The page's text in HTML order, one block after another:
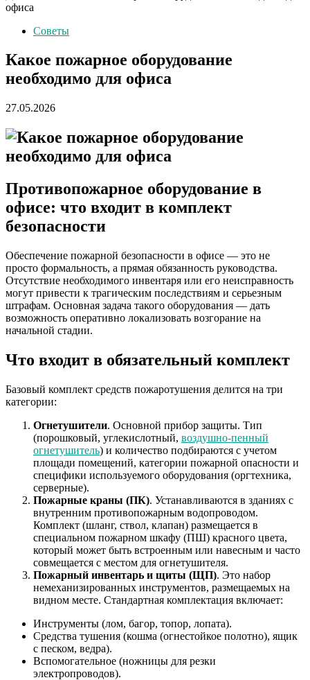
офиса
Советы
Какое пожарное оборудование
необходимо для офиса
27.05.2026
Противопожарное оборудование в
офисе: что входит в комплект
безопасности
Обеспечение пожарной безопасности в офисе — это не
просто формальность, а прямая обязанность руководства.
Отсутствие необходимого инвентаря или его неисправность
могут привести к трагическим последствиям и серьезным
штрафам. Основная задача такого оборудования — дать
возможность оперативно локализовать возгорание на
начальной стадии.
Что входит в обязательный комплект
Базовый комплект средств пожаротушения делится на три
категории:
Огнетушители. Основной прибор защиты. Тип
(порошковый, углекислотный, воздушно-пенный
огнетушитель) и количество подбираются с учетом
площади помещений, категории пожарной опасности и
специфики используемого оборудования (оргтехника,
серверные).
Пожарные краны (ПК). Устанавливаются в зданиях с
внутренним противопожарным водопроводом.
Комплект (шланг, ствол, клапан) размещается в
специальном пожарном шкафу (ПШ) красного цвета,
который может быть встроенным или навесным и часто
совмещается с местом для огнетушителя.
Пожарный инвентарь и щиты (ЩП). Это набор
немеханизированных инструментов, размещаемых на
видном месте. Стандартная комплектация включает:
Инструменты (лом, багор, топор, лопата).
Средства тушения (кошма (огнестойкое полотно), ящик
с песком, ведра).
Вспомогательное (ножницы для резки
электропроводов).